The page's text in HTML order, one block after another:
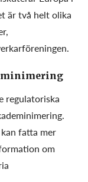
är två helt olika
regulatoriska
fatta mer
om